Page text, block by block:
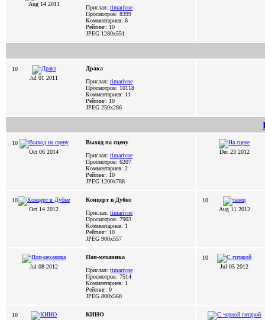
Aug 14 2011
Прислал: timarivne
Просмотров: 8399
Комментариев: 6
Рейтинг: 10
JPEG 1280x551
10
Jul 01 2011
Драка
Прислал: timarivne
Просмотров: 10118
Комментариев: 11
Рейтинг: 10
JPEG 250x286
10
Oct 06 2014
Выход на сцену
Прислал: timarivne
Просмотров: 6207
Комментариев: 2
Рейтинг: 10
JPEG 1200x788
Dec 23 2012
10
Oct 14 2012
Концерт в Дубне
Прислал: timarivne
Просмотров: 7903
Комментариев: 1
Рейтинг: 10
JPEG 900x557
10
Aug 11 2012
Jul 08 2012
Поп-механика
Прислал: timarivne
Просмотров: 7514
Комментариев: 1
Рейтинг: 0
JPEG 800x560
10
Jul 05 2012
10
КИНО